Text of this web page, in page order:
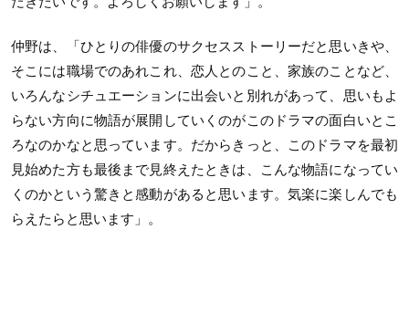
仲野は、「ひとりの俳優のサクセスストーリーだと思いきや、
そこには職場でのあれこれ、恋人とのこと、家族のことなど、
いろんなシチュエーションに出会いと別れがあって、思いもよ
らない方向に物語が展開していくのがこのドラマの面白いとこ
ろなのかなと思っています。だからきっと、このドラマを最初
見始めた方も最後まで見終えたときは、こんな物語になってい
くのかという驚きと感動があると思います。気楽に楽しんでも
らえたらと思います」。